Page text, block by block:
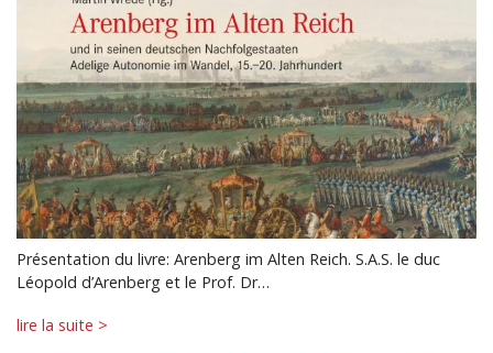
Présentation du livre: Arenberg im Alten Reich. S.A.S. le duc
Léopold d’Arenberg et le Prof. Dr…
lire la suite >